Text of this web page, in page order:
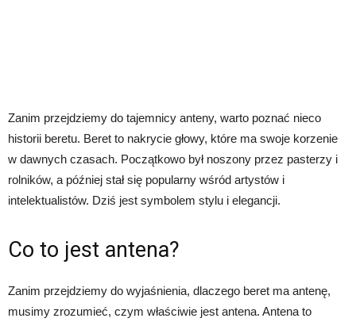
Zanim przejdziemy do tajemnicy anteny, warto poznać nieco
historii beretu. Beret to nakrycie głowy, które ma swoje korzenie
w dawnych czasach. Początkowo był noszony przez pasterzy i
rolników, a później stał się popularny wśród artystów i
intelektualistów. Dziś jest symbolem stylu i elegancji.
Co to jest antena?
Zanim przejdziemy do wyjaśnienia, dlaczego beret ma antenę,
musimy zrozumieć, czym właściwie jest antena. Antena to